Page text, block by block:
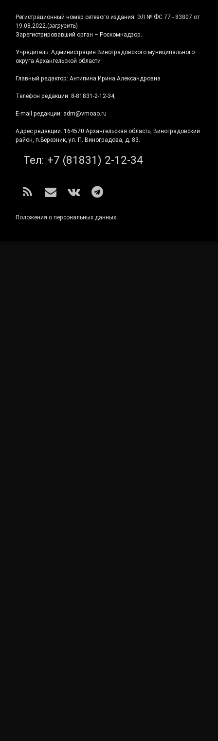
Регистрационный номер сетевого издания: ЭЛ № ФС 77 - 83807 от
19.08.2022.(загрузить)
Зарегистрировавший орган – Роскомнадзор.
Учредитель: Администрация Виноградовского муниципального
округа Архангельской области
Главный редактор: Антипина Ирина Александровна
Телефон редакции: 8-81831-2-12-34,
E-mail редакции: adm@vmoao.ru
Адрес редакции: 164570 Архангельская область, Виноградовский
район, п.Березник, ул. П. Виноградова, д. 83.
Тел: +7 (81831) 2-12-34
RSS E-mailВКонтакте
Telegram
Положения о персональных данных